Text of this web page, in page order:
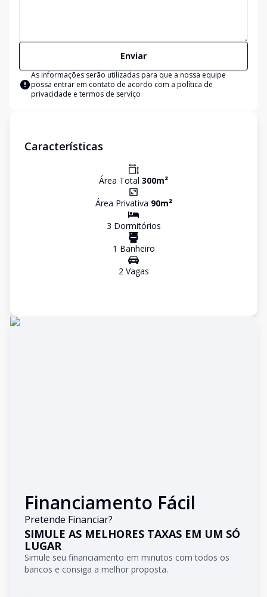
Enviar
As informações serão utilizadas para que a nossa equipe
possa entrar em contato de acordo com a política de
privacidade e termos de serviço
Características
Área Total 300m²
Área Privativa 90m²
3 Dormitórios
1 Banheiro
2Vagas
Financiamento Fácil
Pretende Financiar?
SIMULE AS MELHORES TAXAS EM UM SÓ
LUGAR
Simule seu financiamento em minutos com todos os
bancos e consiga a melhor proposta.